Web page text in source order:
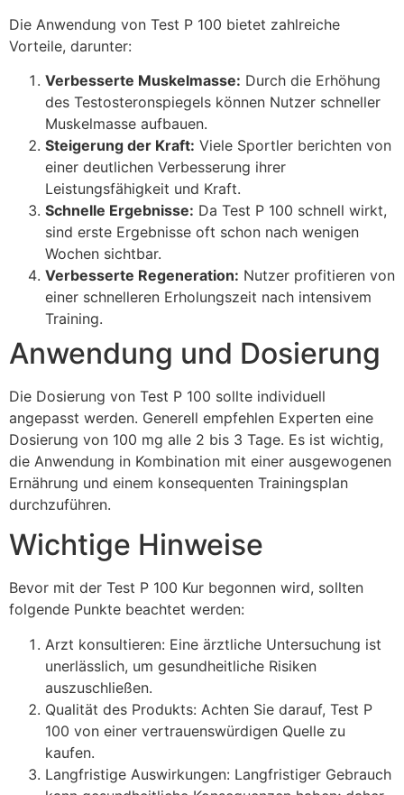
Die Anwendung von Test P 100 bietet zahlreiche
Vorteile, darunter:
Verbesserte Muskelmasse: Durch die Erhöhung
des Testosteronspiegels können Nutzer schneller
Muskelmasse aufbauen.
Steigerung der Kraft: Viele Sportler berichten von
einer deutlichen Verbesserung ihrer
Leistungsfähigkeit und Kraft.
Schnelle Ergebnisse: Da Test P 100 schnell wirkt,
sind erste Ergebnisse oft schon nach wenigen
Wochen sichtbar.
Verbesserte Regeneration: Nutzer profitieren von
einer schnelleren Erholungszeit nach intensivem
Training.
Anwendung und Dosierung
Die Dosierung von Test P 100 sollte individuell
angepasst werden. Generell empfehlen Experten eine
Dosierung von 100 mg alle 2 bis 3 Tage. Es ist wichtig,
die Anwendung in Kombination mit einer ausgewogenen
Ernährung und einem konsequenten Trainingsplan
durchzuführen.
Wichtige Hinweise
Bevor mit der Test P 100 Kur begonnen wird, sollten
folgende Punkte beachtet werden:
Arzt konsultieren: Eine ärztliche Untersuchung ist
unerlässlich, um gesundheitliche Risiken
auszuschließen.
Qualität des Produkts: Achten Sie darauf, Test P
100 von einer vertrauenswürdigen Quelle zu
kaufen.
Langfristige Auswirkungen: Langfristiger Gebrauch